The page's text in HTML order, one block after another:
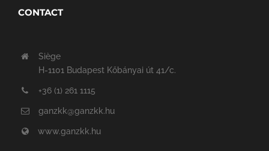
CONTACT
Siège
H-1101 Budapest Kőbányai út 41/c.
+36 (1) 261 1115
ganzkk@ganzkk.hu
www.ganzkk.hu